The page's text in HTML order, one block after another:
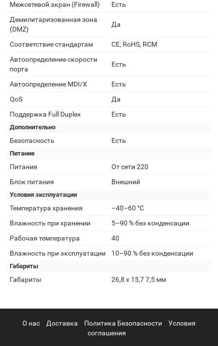
Межсетевой экран (Firewall)
Есть
Демилитаризованная зона
(DMZ)
Да
Соответствие стандартам
CE, RoHS, RCM
Автоопределение скорости
порта
Есть
Автоопределение MDI/X
Есть
QoS
Да
Поддержка Full Duplex
Есть
Дополнительно
Безопасность Есть
Питание
Питание
От сети 220
Блок питания
Внешний
Условия эксплуатации
Температура хранения
–40–60 °C
Влажность при хранении
5–90 % без конденсации
Рабочая температура
40
Влажность при эксплуатации
10–90 % без конденсации
Габариты
Габариты 26,8 х 15,7 7,5 мм
О нас Доставка Политика Безопасности
Условия
соглашения